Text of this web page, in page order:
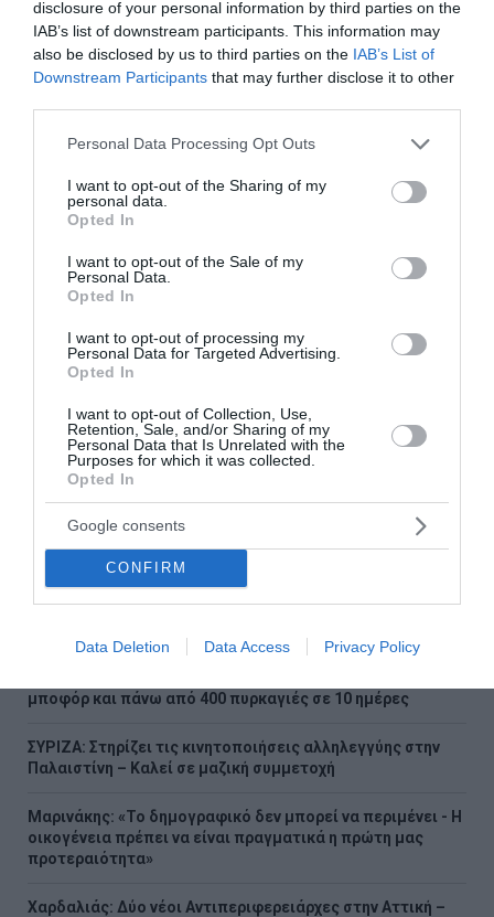
disclosure of your personal information by third parties on the
IAB’s list of downstream participants. This information may
also be disclosed by us to third parties on the IAB’s List of
Downstream Participants that may further disclose it to other
Please note that this website/app uses one or more Google
not limited to your visit or usage behaviour. You may click to
grant or deny consent to Google and its third-party tags to
use your data for below specified purposes in below Google
consent section.
Personal Data Processing Opt Outs
I want to opt-out of the Sharing of my
personal data.
Opted In
I want to opt-out of the Sale of my
Personal Data.
Opted In
I want to opt-out of processing my
Personal Data for Targeted Advertising.
Opted In
I want to opt-out of Collection, Use,
Retention, Sale, and/or Sharing of my
Personal Data that Is Unrelated with the
Purposes for which it was collected.
Opted In
Google consents
CONFIRM
Data Deletion Data Access Privacy Policy
Ακολουθήστε το Lykavitos.gr
στο Google News
και μάθετε πρώτοι όλες τις
ειδήσεις
που δείχνει ζωντανό τον Ανώτατο Ηγέτη του Ιράν
August Holiday Exodus Peaks as More Than 129,000
Passengers Leave Attica Ports
Ισπανία: Έλεγχοι σε ταξιδιώτες από την Ιταλία μετά τη
Σφοδρή επίθεση ΠΑΣΟΚ στην «Εστία»: «Δεν θα
παραδώσουμε την πολιτική μας αυτονομία»
Ελληνικές εξαγωγές: Ανθεκτικότητα παρά τις πιέσεις –
Γιαούρτι, ακτινίδιο και φράουλα οι μεγάλοι
πρωταγωνιστές
Θερμοκρασία-ρεκόρ στο Χονγκ Κονγκ: Τι έδειξε το
μποφόρ και πάνω από 400 πυρκαγιές σε 10 ημέρες
ΣΥΡΙΖΑ: Στηρίζει τις κινητοποιήσεις αλληλεγγύης στην
Παλαιστίνη – Καλεί σε μαζική συμμετοχή
Μαρινάκης: «Το δημογραφικό δεν μπορεί να περιμένει - Η
οικογένεια πρέπει να είναι πραγματικά η πρώτη μας
προτεραιότητα»
Χαρδαλιάς: Δύο νέοι Αντιπεριφερειάρχες στην Αττική –